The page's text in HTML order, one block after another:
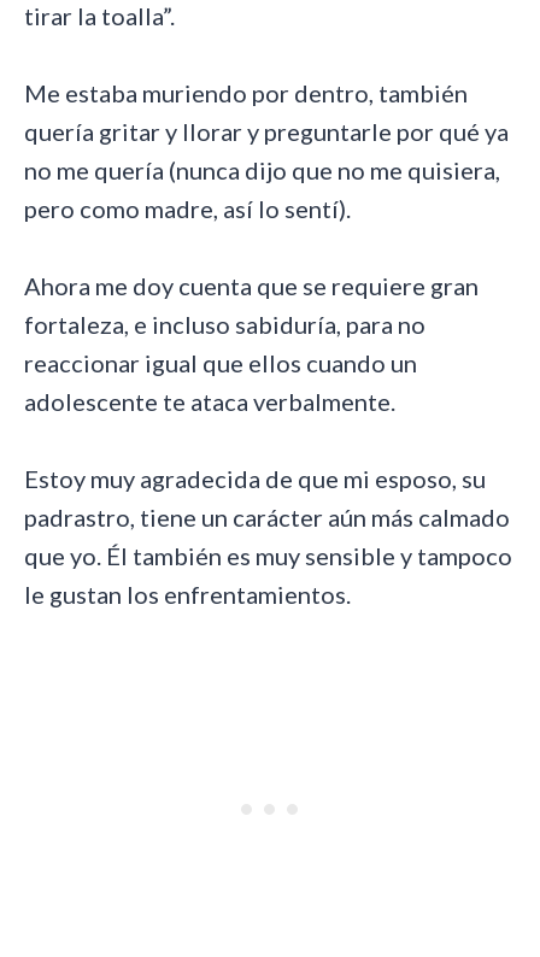
tirar la toalla”.
Me estaba muriendo por dentro, también
quería gritar y llorar y preguntarle por qué ya
no me quería (nunca dijo que no me quisiera,
pero como madre, así lo sentí).
Ahora me doy cuenta que se requiere gran
fortaleza, e incluso sabiduría, para no
reaccionar igual que ellos cuando un
adolescente te ataca verbalmente.
Estoy muy agradecida de que mi esposo, su
padrastro, tiene un carácter aún más calmado
que yo. Él también es muy sensible y tampoco
le gustan los enfrentamientos.